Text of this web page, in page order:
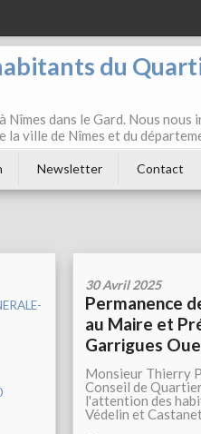
du
Nîmes dans le Gard. Nous
la ville de Nîmes et du
Newsletter Contact
30 Avril 2025
Permanence
au Maire et
Garrigues
Monsieur Thierry
Conseil de
l'attention des
Védelin et